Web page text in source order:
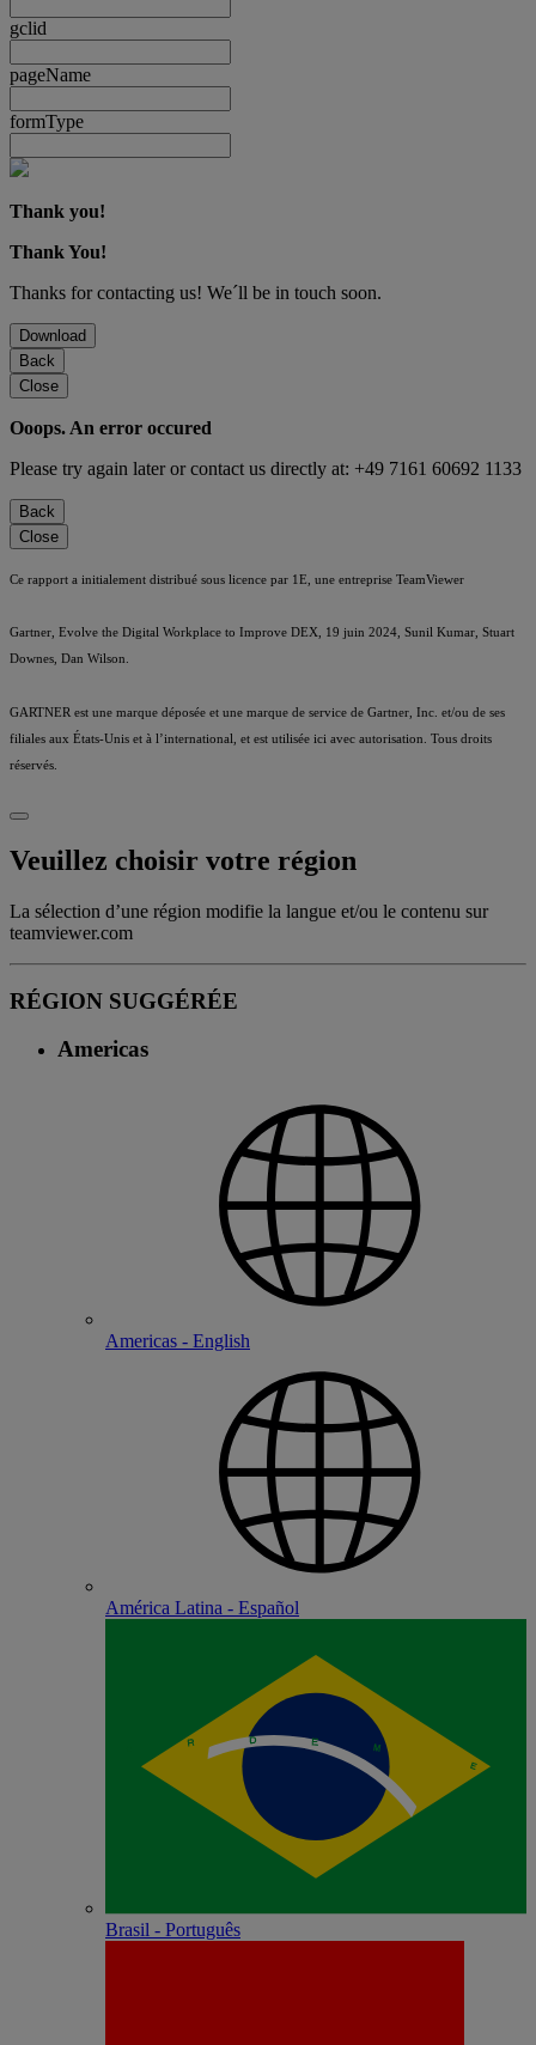
gclid
pageName
formType
Thank you!
Thank You!
Thanks for contacting us! We´ll be in touch soon.
Download
Back
Close
Ooops. An error occured
Please try again later or contact us directly at: +49 7161 60692 1133
Back
Close
Ce rapport a initialement distribué sous licence par 1E, une entreprise TeamViewer
Gartner, Evolve the Digital Workplace to Improve DEX, 19 juin 2024, Sunil Kumar, Stuart
Downes, Dan Wilson.
GARTNER est une marque déposée et une marque de service de Gartner, Inc. et/ou de ses
filiales aux États-Unis et à l’international, et est utilisée ici avec autorisation. Tous droits
réservés.
Veuillez choisir votre région
La sélection d’une région modifie la langue et/ou le contenu sur
teamviewer.com
RÉGION SUGGÉRÉE
Americas
Americas - English
América Latina - Español
Brasil - Português